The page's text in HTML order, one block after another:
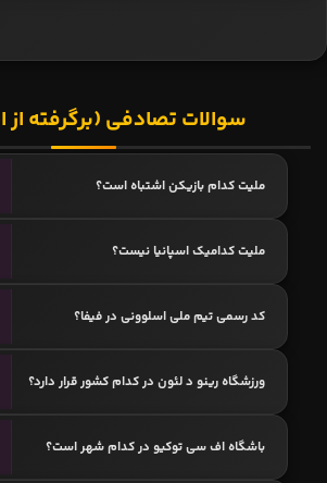
سوالات تصادفی (برگرفته از
ملیت کدام بازیکن اشتباه است؟
ملیت کدامیک اسپانیا نیست؟
کد رسمی تیم ملی اسلوونی در فیفا؟
ورزشگاه رینو د لئون در کدام کشور قرار دارد؟
باشگاه اف‌ سی توکیو در کدام شهر است؟